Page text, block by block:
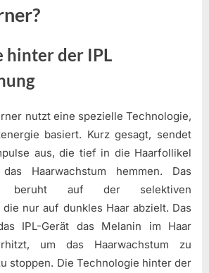
hinter der IPL
nutzt eine spezielle Technologie,
basiert. Kurz gesagt, sendet
aus, die tief in die Haarfollikel
Haarwachstum hemmen. Das
beruht auf der selektiven
nur auf dunkles Haar abzielt. Das
IPL-Gerät das Melanin im Haar
um das Haarwachstum zu
stoppen. Die Technologie hinter der